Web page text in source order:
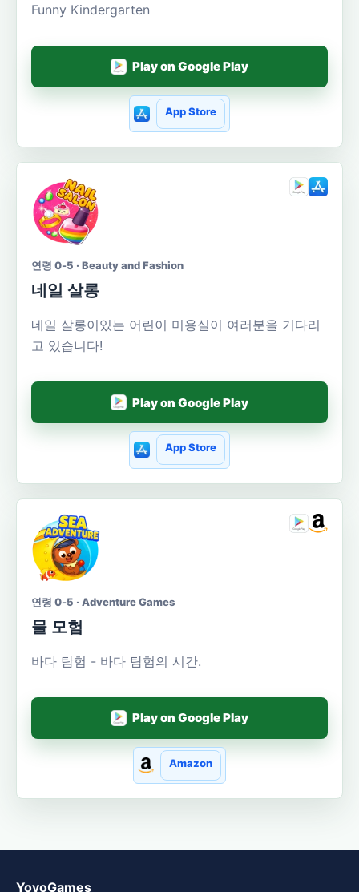
Funny Kindergarten
Play on Google Play
App Store
연령 0-5 · Beauty and Fashion
네일 살롱
네일 살롱이있는 어린이 미용실이 여러분을 기다리
고 있습니다!
Play on Google Play
App Store
연령 0-5 · Adventure Games
물 모험
바다 탐험 - 바다 탐험의 시간.
Play on Google Play
Amazon
YovoGames